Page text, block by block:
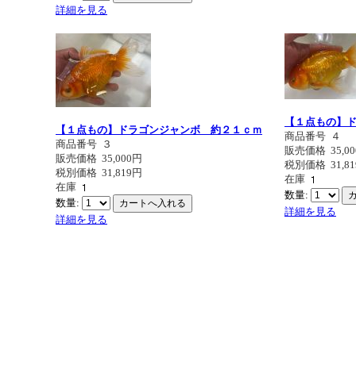
詳細を見る
【１点もの】ドラゴンジャンボ 約２１ｃｍ
商品番号 ３
販売価格 35,000円
税別価格 31,819円
在庫
数量:
詳細を見る
【１点もの
商品番号 ４
販売価格
税別価格
在庫
数量:
詳細を見る